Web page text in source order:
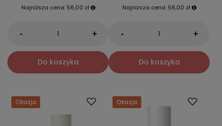
Najniższa cena: 56,00 zł
- +
Do koszyka
Najniższa cena: 56,00 zł
- +
Do koszyka
Okazja Okazja